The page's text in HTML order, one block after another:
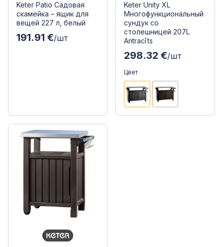
Keter Patio Садовая
скамейка – ящик для
вещей 227 л, белый
191.91 €/шт
Keter Unity XL
Многофункциональный
сундук со
столешницей 207L
Antracīts
298.32 €/шт
Цвет